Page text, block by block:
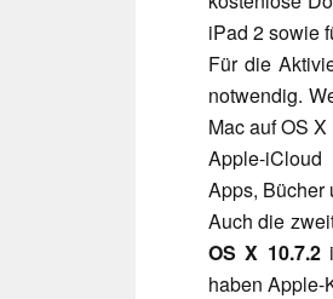
iPad 2 sowie
Für die
notwendig.
Mac auf OS
Apple-
Apps, Bücher
Auch die
OS X 10.7.2
haben Apple-